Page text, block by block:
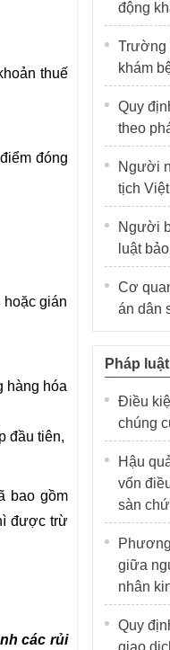
thuế
đóng
gián
hàng hóa
đầu tiên,
bao gồm
được trừ
các rủi
động
Trường
khám
Quy
theo
Người
tịch
Người
luật
Cơ
án dân
Pháp
Điều
chúng
Hậu
vốn
sàn
giữa
nhân
Quy
giao